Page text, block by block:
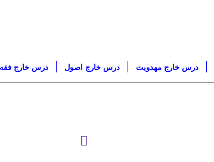
درس خارج فقه درس خارج اصول درس خارج مهدویت